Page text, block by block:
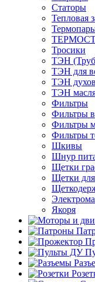
Статоры
Тепловая
Тросики
ТЭН
ТЭН для
ТЭН
ТЭН
Фильтры
Фильтры
Фильтры
Фильтры
Шкивы
Шнур
Щетки
Щетки
Якоря